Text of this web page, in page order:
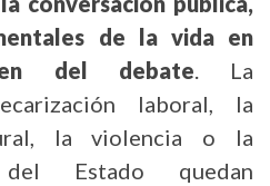
de la vida en
del debate. La
laboral, la
la violencia o la
Estado quedan